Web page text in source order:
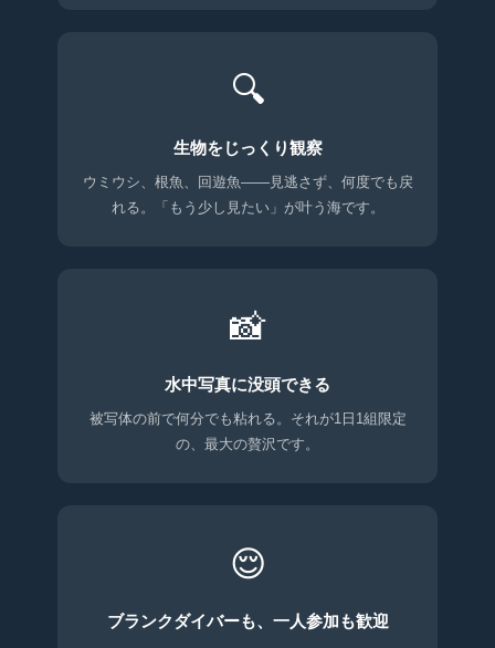
🔍
生物をじっくり観察
ウミウシ、根魚、回遊魚——見逃さず、何度でも戻
れる。「もう少し見たい」が叶う海です。
📸
水中写真に没頭できる
被写体の前で何分でも粘れる。それが1日1組限定
の、最大の贅沢です。
😌
ブランクダイバーも、一人参加も歓迎